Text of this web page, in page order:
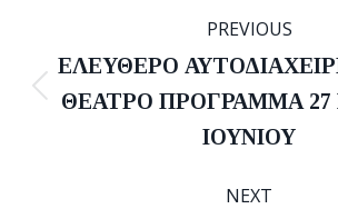
PREVIOUS
Previous
post:
ΕΛΕΥΘΕΡΟ
ΘΕΑΤΡΟ ΠΡΟΓΡΑΜΜΑ 27
ΙΟΥΝΙΟΥ
NEXT